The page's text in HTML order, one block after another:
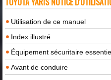
Utilisation de ce manuel
Index illustré
Équipement sécuritaire
Avant de conduire